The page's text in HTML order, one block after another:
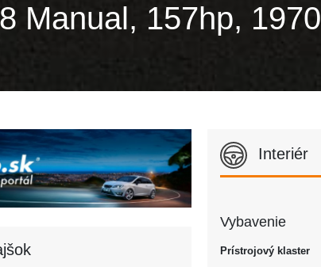
Manual, 157hp, 1970
Interiér
Vybavenie
Prístrojový klaster